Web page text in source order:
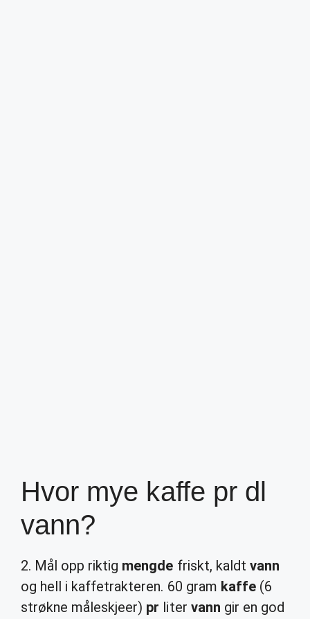
Hvor mye kaffe pr dl
vann?
2. Mål opp riktig mengde friskt, kaldt vann
og hell i kaffetrakteren. 60 gram kaffe(6
strøkne måleskjeer) pr liter vann gir en god